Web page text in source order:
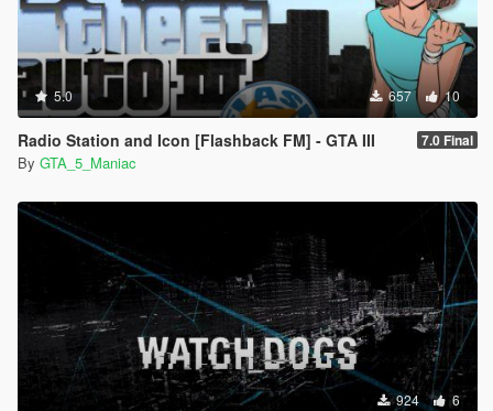
5.0 657 10
Radio Station and Icon [Flashback FM] - GTA III 7.0 Final
By GTA_5_Maniac
924 6